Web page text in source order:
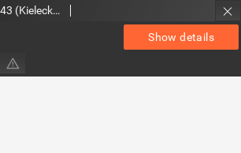
Show details
Echo Dnia 2001, nr 143 (Kieleckie)